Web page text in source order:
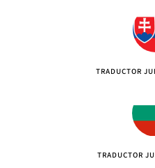
TRADUCTOR
TRADUCTOR